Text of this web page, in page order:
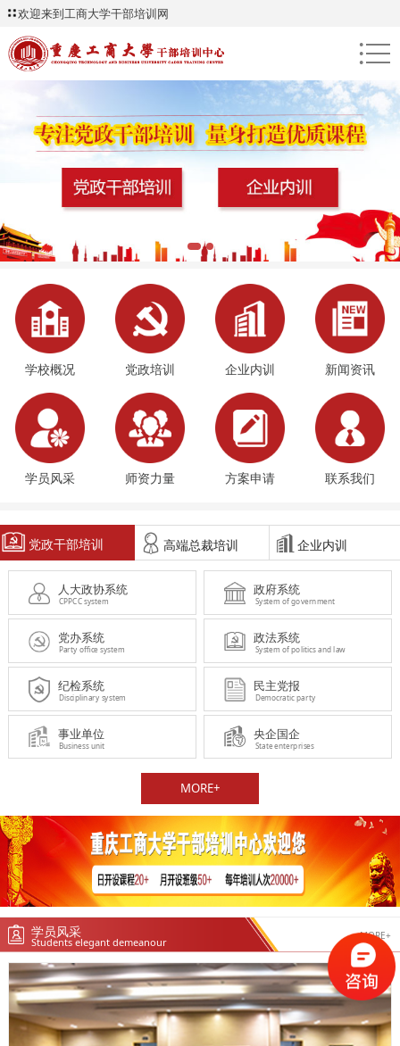
欢迎来到工商大学干部培训网
●
●
●
学校概况 党政培训 企业内训 新闻资讯
学员风采 师资力量 方案申请 联系我们
党政干部培训 高端总裁培训 企业内训
人大政协系统
CPPCC system
政府系统
System of government
党办系统
Party office system
政法系统
System of politics and law
纪检系统
Disciplinary system
民主党报
Democratic party
事业单位
Business unit
央企国企
State enterprises
MORE+
学员风采
Students elegant demeanour
MORE+